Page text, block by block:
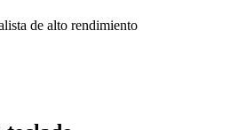
de alto rendimiento